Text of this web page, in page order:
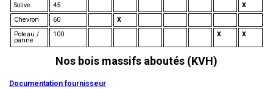
Solive
45
X
Chevron
60
X
Poteau /
panne
100 X X
Nos bois massifs aboutés (KVH)
Documentation fournisseur